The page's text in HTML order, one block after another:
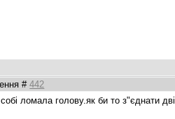
#442
ломала голову.як би то з"єднати